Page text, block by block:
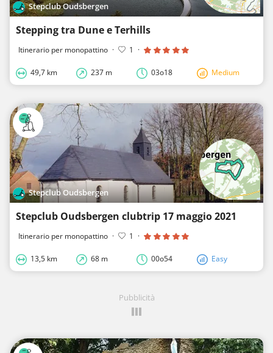
Stepclub Oudsbergen
Stepping tra Dune e Terhills
Itinerario per monopattino · 1 ·
49,7 km 237 m 03o18 Medium
Stepclub Oudsbergen
Stepclub Oudsbergen clubtrip 17 maggio 2021
Itinerario per monopattino · 1 ·
13,5 km 68 m 00o54 Easy
Pubblicità